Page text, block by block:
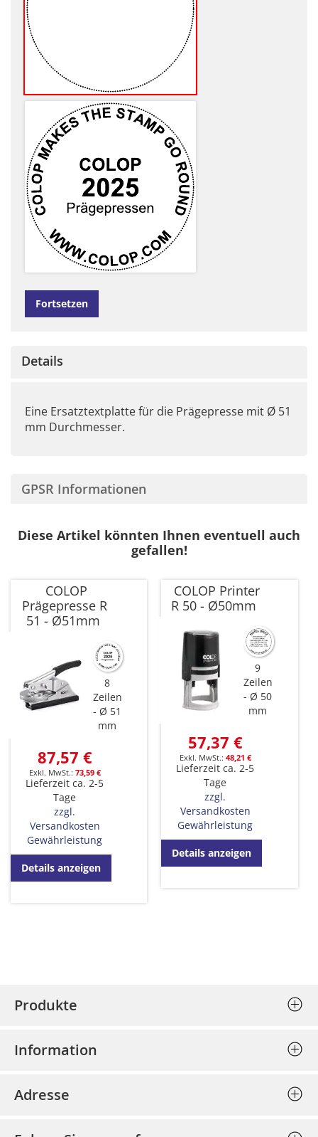
Fortsetzen
Details
Eine Ersatztextplatte für die Prägepresse mit Ø 51
mm Durchmesser.
GPSR Informationen
Diese Artikel könnten Ihnen eventuell auch
gefallen!
COLOP
Prägepresse R
51 - Ø51mm
8
Zeilen
Ø 51
mm
87,57 €
73,59 €
Lieferzeit ca. 2-5
Tage
zzgl.
Versandkosten
Gewährleistung
Details anzeigen
COLOP Printer
R 50 - Ø50mm
9
Zeilen
Ø 50
mm
57,37 €
48,21 €
Lieferzeit ca. 2-5
Tage
zzgl.
Versandkosten
Gewährleistung
Details anzeigen
Produkte
Textplatten einzeln
Prägepressen
Information
Datenschutz
Adresse